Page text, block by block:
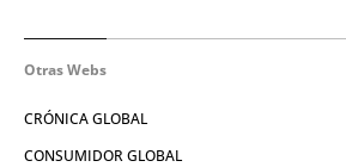
Otras Webs
CRÓNICA GLOBAL
CONSUMIDOR GLOBAL